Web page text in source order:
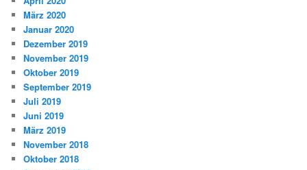
März 2020
Januar 2020
Dezember 2019
November 2019
Oktober 2019
September 2019
Juli 2019
Juni 2019
März 2019
November 2018
Oktober 2018